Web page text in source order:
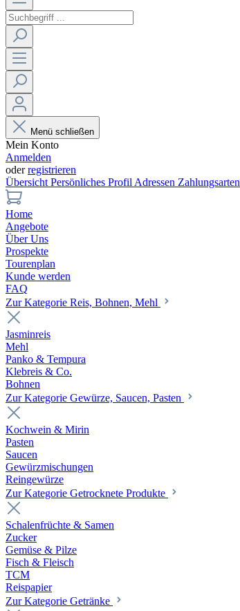
Menü schließen
Mein Konto
Anmelden
oderregistrieren
Übersicht Persönliches Profil Adressen Zahlungsarten
Home
Angebote
Über Uns
Prospekte
Tourenplan
Kunde werden
FAQ
Zur Kategorie Reis, Bohnen, Mehl
Jasminreis
Mehl
Panko & Tempura
Klebreis & Co.
Bohnen
Zur Kategorie Gewürze, Saucen, Pasten
Kochwein & Mirin
Pasten
Saucen
Gewürzmischungen
Reingewürze
Zur Kategorie Getrocknete Produkte
Schalenfrüchte & Samen
Zucker
Gemüse & Pilze
Fisch & Fleisch
TCM
Reispapier
Zur Kategorie Getränke